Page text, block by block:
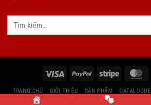
TRANG CHỦ GIỚI THIỆU SẢN PHẨM CATALOGUE